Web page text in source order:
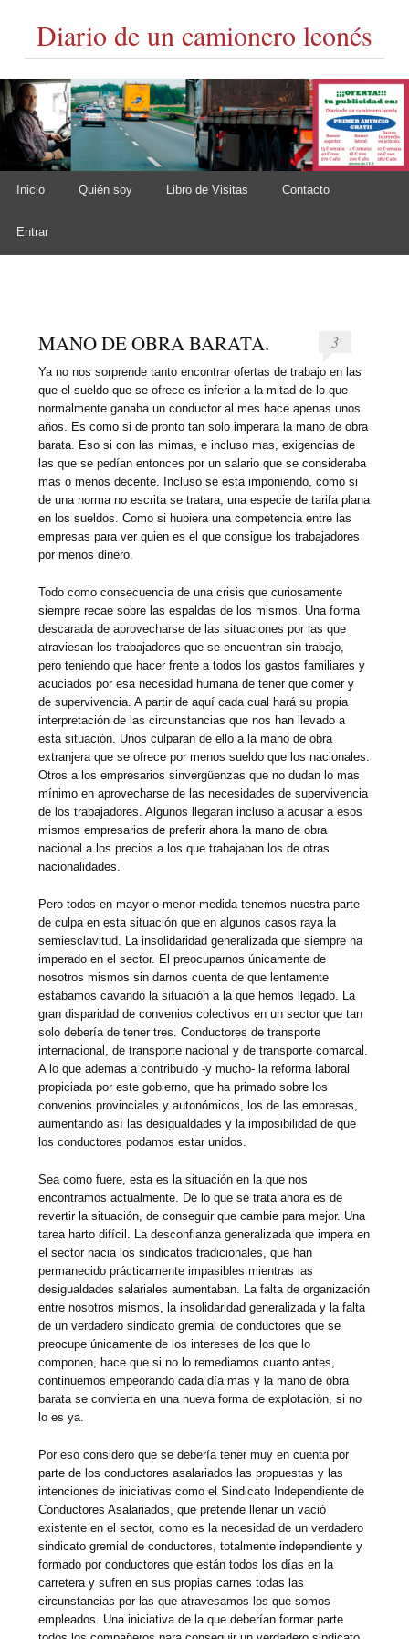
Diario de un camionero leonés
Main menu
Skip to content
Inicio Quién soy Libro de Visitas Contacto
Entrar
MANO DE OBRA BARATA. 3
Ya no nos sorprende tanto encontrar ofertas de trabajo en las
que el sueldo que se ofrece es inferior a la mitad de lo que
normalmente ganaba un conductor al mes hace apenas unos
años. Es como si de pronto tan solo imperara la mano de obra
barata. Eso si con las mimas, e incluso mas, exigencias de
las que se pedían entonces por un salario que se consideraba
mas o menos decente. Incluso se esta imponiendo, como si
de una norma no escrita se tratara, una especie de tarifa plana
en los sueldos. Como si hubiera una competencia entre las
empresas para ver quien es el que consigue los trabajadores
por menos dinero.
Todo como consecuencia de una crisis que curiosamente
siempre recae sobre las espaldas de los mismos. Una forma
descarada de aprovecharse de las situaciones por las que
atraviesan los trabajadores que se encuentran sin trabajo,
pero teniendo que hacer frente a todos los gastos familiares y
acuciados por esa necesidad humana de tener que comer y
de supervivencia. A partir de aquí cada cual hará su propia
interpretación de las circunstancias que nos han llevado a
esta situación. Unos culparan de ello a la mano de obra
extranjera que se ofrece por menos sueldo que los nacionales.
Otros a los empresarios sinvergüenzas que no dudan lo mas
mínimo en aprovecharse de las necesidades de supervivencia
de los trabajadores. Algunos llegaran incluso a acusar a esos
mismos empresarios de preferir ahora la mano de obra
nacional a los precios a los que trabajaban los de otras
nacionalidades.
Pero todos en mayor o menor medida tenemos nuestra parte
de culpa en esta situación que en algunos casos raya la
semiesclavitud. La insolidaridad generalizada que siempre ha
imperado en el sector. El preocuparnos únicamente de
nosotros mismos sin darnos cuenta de que lentamente
estábamos cavando la situación a la que hemos llegado. La
gran disparidad de convenios colectivos en un sector que tan
solo debería de tener tres. Conductores de transporte
internacional, de transporte nacional y de transporte comarcal.
A lo que ademas a contribuido -y mucho- la reforma laboral
propiciada por este gobierno, que ha primado sobre los
convenios provinciales y autonómicos, los de las empresas,
aumentando así las desigualdades y la imposibilidad de que
los conductores podamos estar unidos.
Sea como fuere, esta es la situación en la que nos
encontramos actualmente. De lo que se trata ahora es de
revertir la situación, de conseguir que cambie para mejor. Una
tarea harto difícil. La desconfianza generalizada que impera en
el sector hacia los sindicatos tradicionales, que han
permanecido prácticamente impasibles mientras las
desigualdades salariales aumentaban. La falta de organización
entre nosotros mismos, la insolidaridad generalizada y la falta
de un verdadero sindicato gremial de conductores que se
preocupe únicamente de los intereses de los que lo
componen, hace que si no lo remediamos cuanto antes,
continuemos empeorando cada día mas y la mano de obra
barata se convierta en una nueva forma de explotación, si no
lo es ya.
Por eso considero que se debería tener muy en cuenta por
parte de los conductores asalariados las propuestas y las
intenciones de iniciativas como el Sindicato Independiente de
Conductores Asalariados, que pretende llenar un vació
existente en el sector, como es la necesidad de un verdadero
sindicato gremial de conductores, totalmente independiente y
formado por conductores que están todos los días en la
carretera y sufren en sus propias carnes todas las
circunstancias por las que atravesamos los que somos
empleados. Una iniciativa de la que deberían formar parte